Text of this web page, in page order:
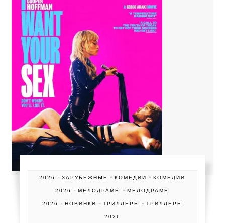
2026 -ЗАРУБЕЖНЫЕ -КОМЕДИИ -КОМЕДИИ
2026 - МЕЛОДРАМЫ - МЕЛОДРАМЫ
2026 - НОВИНКИ - ТРИЛЛЕРЫ - ТРИЛЛЕРЫ
2026